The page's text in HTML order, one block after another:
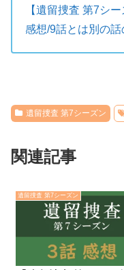
【遺留捜査 第7シ
感想/9話とは別の
遺留捜査 第7シーズン
関連記事
遺留捜査 第7シーズン